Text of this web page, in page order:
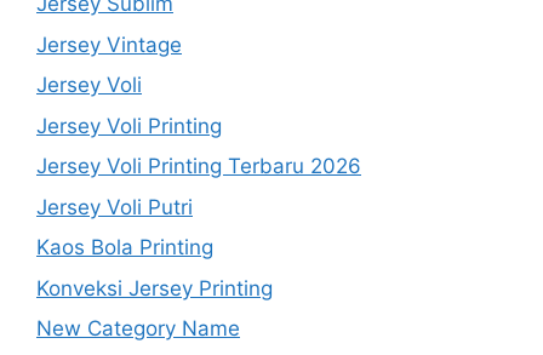
Jersey Vintage
Jersey Voli
Jersey Voli Printing
Jersey Voli Printing Terbaru 2026
Jersey Voli Putri
Kaos Bola Printing
Konveksi Jersey Printing
New Category Name